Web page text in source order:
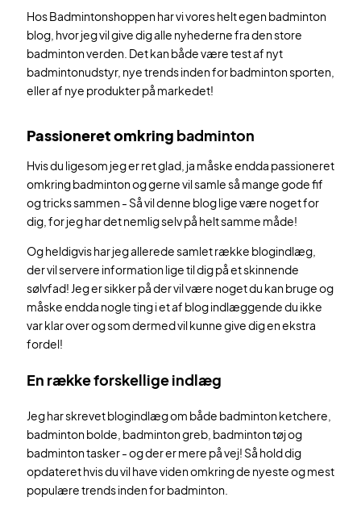
Hos Badmintonshoppen har vi vores helt egen badminton
blog, hvor jeg vil give dig alle nyhederne fra den store
badminton verden. Det kan både være test af nyt
badmintonudstyr, nye trends inden for badminton sporten,
eller af nye produkter på markedet!
Passioneret omkring badminton
Hvis du ligesom jeg er ret glad, ja måske endda passioneret
omkring badminton og gerne vil samle så mange gode fif
og tricks sammen - Så vil denne blog lige være noget for
dig, for jeg har det nemlig selv på helt samme måde!
Og heldigvis har jeg allerede samlet række blogindlæg,
der vil servere information lige til dig på et skinnende
sølvfad! Jeg er sikker på der vil være noget du kan bruge og
måske endda nogle ting i et af blog indlæggende du ikke
var klar over og som dermed vil kunne give dig en ekstra
fordel!
En række forskellige indlæg
Jeg har skrevet blogindlæg om både badminton ketchere,
badminton bolde, badminton greb, badminton tøj og
badminton tasker - og der er mere på vej! Så hold dig
opdateret hvis du vil have viden omkring de nyeste og mest
populære trends inden for badminton.